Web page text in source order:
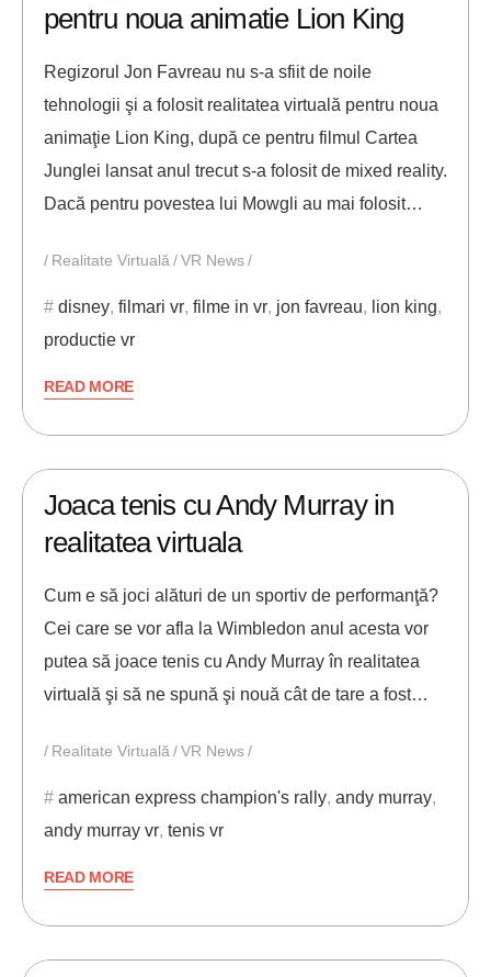
pentru noua animatie Lion King
Regizorul Jon Favreau nu s-a sfiit de noile
tehnologii şi a folosit realitatea virtuală pentru noua
animaţie Lion King, după ce pentru filmul Cartea
Junglei lansat anul trecut s-a folosit de mixed reality.
Dacă pentru povestea lui Mowgli au mai folosit…
Realitate Virtuală VR News
disney, filmari vr, filme in vr, jon favreau, lion king,
productie vr
READ MORE
Joaca tenis cu Andy Murray in
realitatea virtuala
Cum e să joci alături de un sportiv de performanţă?
Cei care se vor afla la Wimbledon anul acesta vor
putea să joace tenis cu Andy Murray în realitatea
virtuală şi să ne spună şi nouă cât de tare a fost…
Realitate Virtuală VR News
american express champion's rally, andy murray,
andy murray vr, tenis vr
READ MORE